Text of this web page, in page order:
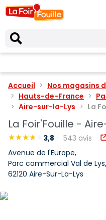
Accueil
Nos magasins
Hauts-de-France
Aire-sur-la-Lys
La
La Foir'Fouille -
3,8 543 avis
Avenue de l'Europe,
Parc commercial Val de Lys,
62120 Aire-Sur-La-Lys